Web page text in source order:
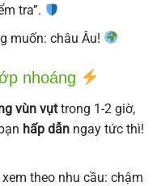
tra”.
muốn: châu Âu!
nhoáng
vùn vụttrong 1-2 giờ,
hấp dẫnngay tức thì!
theo nhu cầu: chậm